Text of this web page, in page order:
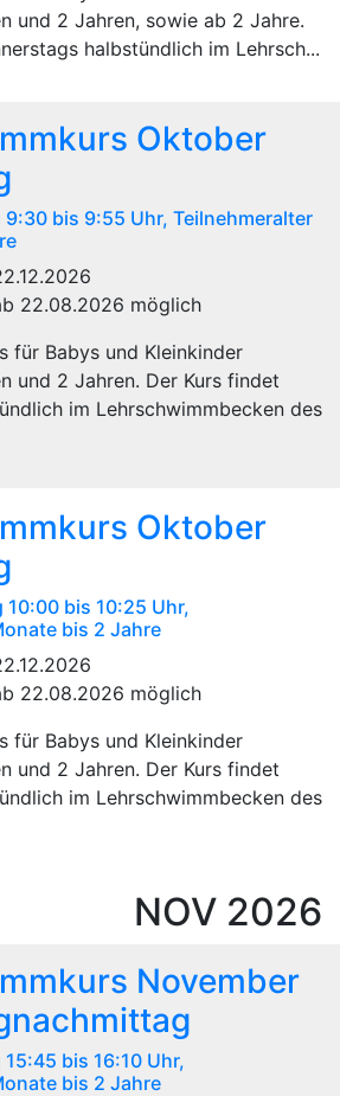
und 2 Jahren, sowie ab 2 Jahre.
halbstündlich im Lehrsch...
Oktober
bis 9:55 Uhr, Teilnehmeralter
22.08.2026 möglich
für Babys und Kleinkinder
und 2 Jahren. Der Kurs findet
im Lehrschwimmbecken des
Oktober
bis 10:25 Uhr,
bis 2 Jahre
22.08.2026 möglich
für Babys und Kleinkinder
und 2 Jahren. Der Kurs findet
im Lehrschwimmbecken des
NOV 2026
November
bis 16:10 Uhr,
bis 2 Jahre